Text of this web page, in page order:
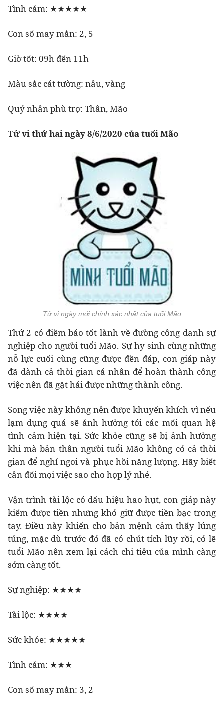
Tình cảm: ★★★★★
Con số may mắn: 2, 5
Giờ tốt: 09h đến 11h
Màu sắc cát tường: nâu, vàng
Quý nhân phù trợ: Thân, Mão
Tử vi thứ hai ngày 8/6/2020 của tuổi Mão
Tử vi ngày mới chính xác nhất của tuổi Mão
Thứ 2 có điềm báo tốt lành về đường công danh sự
nghiệp cho người tuổi Mão. Sự hy sinh cùng những
nỗ lực cuối cùng cũng được đền đáp, con giáp này
đã dành cả thời gian cá nhân để hoàn thành công
việc nên đã gặt hái được những thành công.
Song việc này không nên được khuyến khích vì nếu
lạm dụng quá sẽ ảnh hưởng tới các mối quan hệ
tình cảm hiện tại. Sức khỏe cũng sẽ bị ảnh hưởng
khi mà bản thân người tuổi Mão không có cả thời
gian để nghỉ ngơi và phục hồi năng lượng. Hãy biết
cân đối mọi việc sao cho hợp lý nhé.
Vận trình tài lộc có dấu hiệu hao hụt, con giáp này
kiếm được tiền nhưng khó giữ được tiền bạc trong
tay. Điều này khiến cho bản mệnh cảm thấy lúng
túng, mặc dù trước đó đã có chút tích lũy rồi, có lẽ
tuổi Mão nên xem lại cách chi tiêu của mình càng
sớm càng tốt.
Sự nghiệp: ★★★★
Tài lộc: ★★★★
Sức khỏe: ★★★★★
Tình cảm: ★★★
Con số may mắn: 3, 2